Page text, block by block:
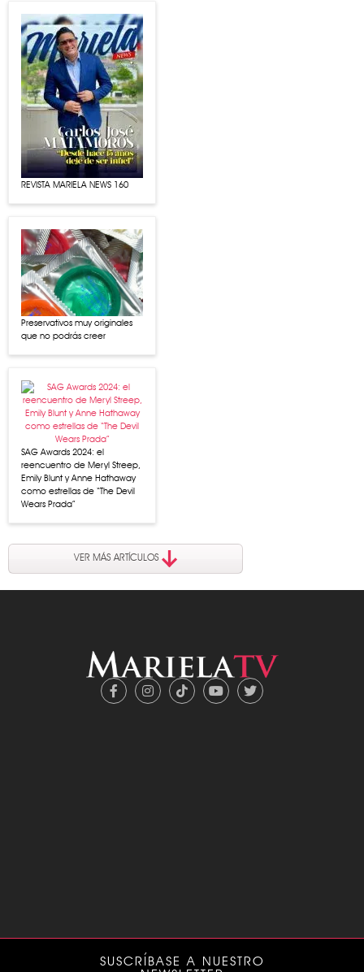
REVISTA MARIELA NEWS 160
Preservativos muy originales
que no podrás creer
SAG Awards 2024: el
reencuentro de Meryl Streep,
Emily Blunt y Anne Hathaway
como estrellas de “The Devil
Wears Prada”
VER MÁS ARTÍCULOS
SUSCRÍBASE A NUESTRO